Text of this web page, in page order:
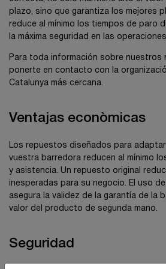
plazo, sino que garantiza los mejores
reduce al mínimo los tiempos de paro
la máxima seguridad en las operaciones.
Para toda información sobre nuestros
ponerte en contacto con la
Catalunya más cercana.
Ventajas econòmicas
Los repuestos diseñados para
vuestra barredora reducen al mínimo
y asistencia. Un repuesto original
inesperadas para su negocio. El uso
asegura la validez de la garantía de la
valor del producto de segunda mano.
Seguridad